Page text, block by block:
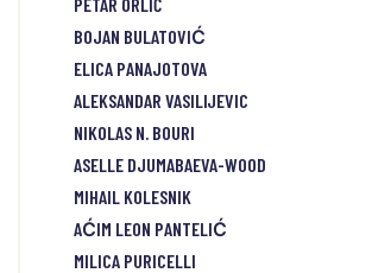
BOJAN BULATOVIĆ
ELICA PANAJOTOVA
ALEKSANDAR VASILIJEVIC
NIKOLAS N. BOURI
ASELLE DJUMABAEVA-WOOD
MIHAIL KOLESNIK
AĆIM LEON PANTELIĆ
MILICA PURICELLI